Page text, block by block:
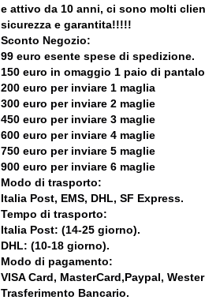
e attivo da 10 anni, ci sono molti
sicurezza e garantita!!!!!
Sconto Negozio:
99 euro esente spese di spedizione.
150 euro in omaggio 1 paio di
200 euro per inviare 1 maglia
300 euro per inviare 2 maglie
450 euro per inviare 3 maglie
600 euro per inviare 4 maglie
750 euro per inviare 5 maglie
900 euro per inviare 6 maglie
Modo di trasporto:
Italia Post, EMS, DHL, SF Express.
Tempo di trasporto:
Italia Post: (14-25 giorno).
DHL: (10-18 giorno).
Modo di pagamento:
VISA Card, MasterCard,Paypal,
Trasferimento Bancario.